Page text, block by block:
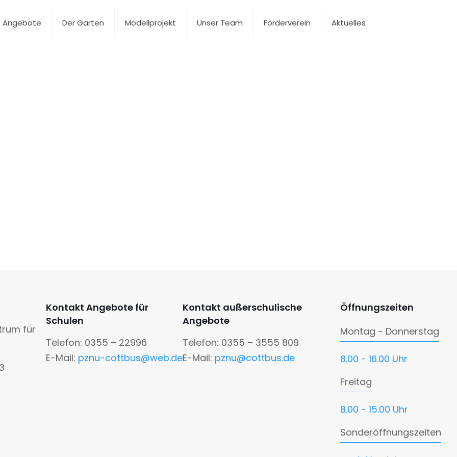
Angebote Der Garten Modellprojekt Unser Team Förderverein Aktuelles
für
Kontakt Angebote für
Schulen
Telefon: 0355 – 22996
E-Mail: pznu-cottbus@web.de
Kontakt außerschulische
Angebote
Telefon: 0355 – 3555 809
E-Mail: pznu@cottbus.de
Öffnungszeiten
Montag - Donnerstag
8.00 - 16.00 Uhr
Freitag
8.00 - 15.00 Uhr
Sonderöffnungszeiten